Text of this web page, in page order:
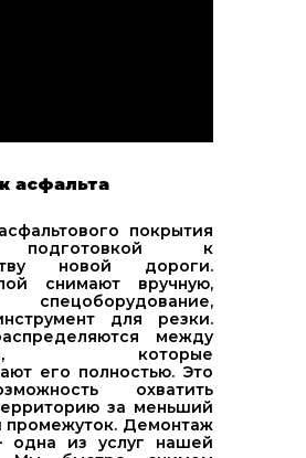
асфальта
покрытия
подготовкой к
новой дороги.
снимают вручную,
спецоборудование,
для резки.
между
которые
его полностью. Это
охватить
за меньший
промежуток. Демонтаж
одна из услуг нашей